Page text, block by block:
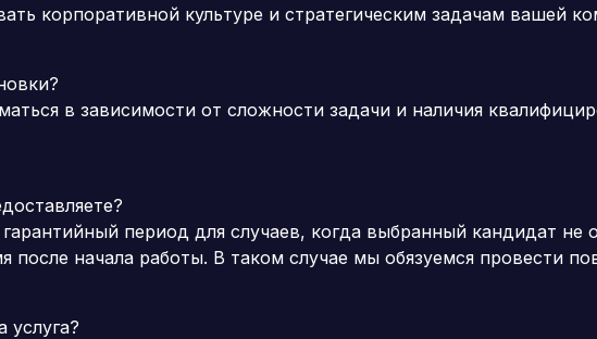
корпоративной культуре и стратегическим задачам вашей
в зависимости от сложности задачи и наличия
период для случаев, когда выбранный кандидат
после начала работы. В таком случае мы обязуемся провести
услуга?